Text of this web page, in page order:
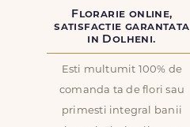
Florarie online,
satisfactie garantata
in Dolheni.
Esti multumit 100% de
comanda ta de flori sau
primesti integral banii